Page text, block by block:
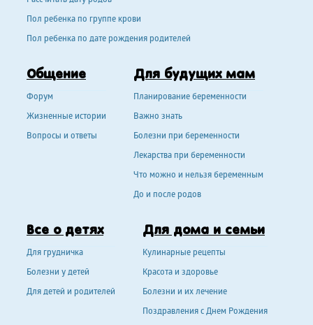
Пол ребенка по группе крови
Пол ребенка по дате рождения родителей
Общение
Форум
Жизненные истории
Вопросы и ответы
Для будущих мам
Планирование беременности
Важно знать
Болезни при беременности
Лекарства при беременности
Что можно и нельзя беременным
До и после родов
Все о детях
Для грудничка
Болезни у детей
Для детей и родителей
Для дома и семьи
Кулинарные рецепты
Красота и здоровье
Болезни и их лечение
Поздравления с Днем Рождения